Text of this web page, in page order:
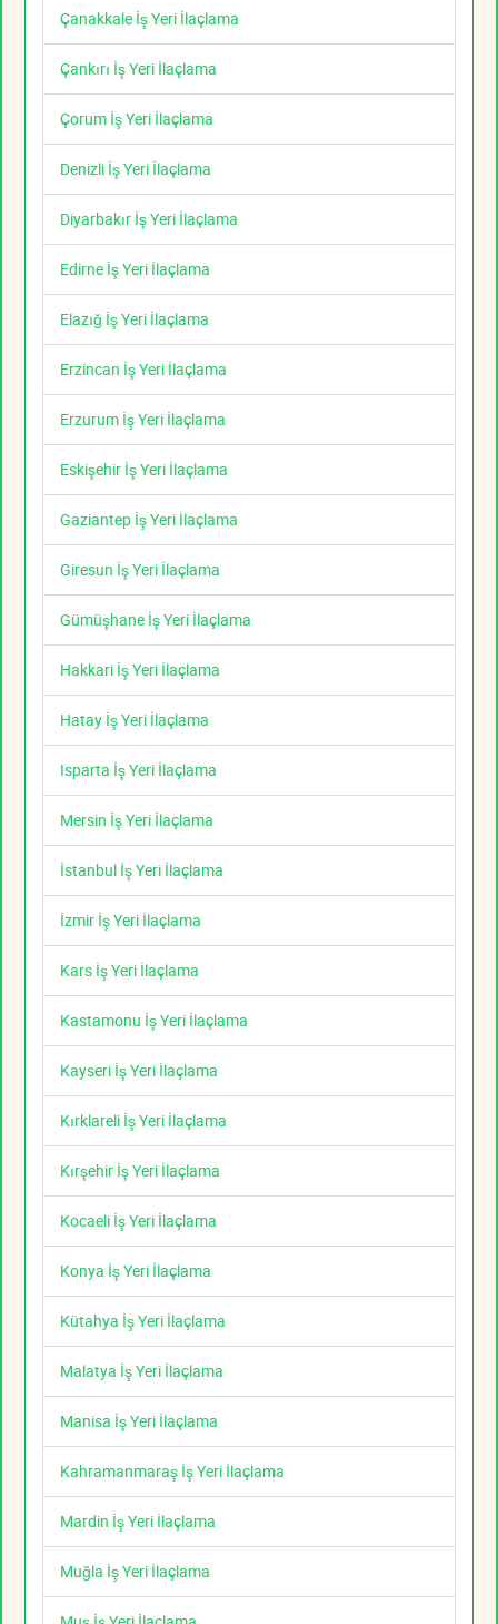
Çanakkale İş Yeri İlaçlama
Çankırı İş Yeri İlaçlama
Çorum İş Yeri İlaçlama
Denizli İş Yeri İlaçlama
Diyarbakır İş Yeri İlaçlama
Edirne İş Yeri İlaçlama
Elazığ İş Yeri İlaçlama
Erzincan İş Yeri İlaçlama
Erzurum İş Yeri İlaçlama
Eskişehir İş Yeri İlaçlama
Gaziantep İş Yeri İlaçlama
Giresun İş Yeri İlaçlama
Gümüşhane İş Yeri İlaçlama
Hakkari İş Yeri İlaçlama
Hatay İş Yeri İlaçlama
Isparta İş Yeri İlaçlama
Mersin İş Yeri İlaçlama
İstanbul İş Yeri İlaçlama
İzmir İş Yeri İlaçlama
Kars İş Yeri İlaçlama
Kastamonu İş Yeri İlaçlama
Kayseri İş Yeri İlaçlama
Kırklareli İş Yeri İlaçlama
Kırşehir İş Yeri İlaçlama
Kocaeli İş Yeri İlaçlama
Konya İş Yeri İlaçlama
Kütahya İş Yeri İlaçlama
Malatya İş Yeri İlaçlama
Manisa İş Yeri İlaçlama
Kahramanmaraş İş Yeri İlaçlama
Mardin İş Yeri İlaçlama
Muğla İş Yeri İlaçlama